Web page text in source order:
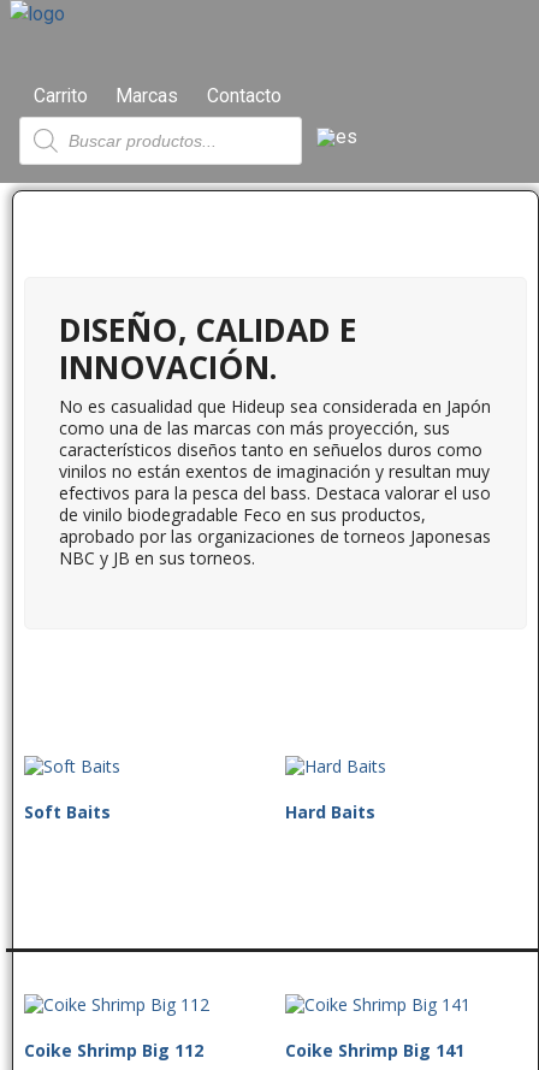
Carrito Marcas Contacto
DISEÑO, CALIDAD E
INNOVACIÓN.
No es casualidad que Hideup sea considerada en Japón
como una de las marcas con más proyección, sus
característicos diseños tanto en señuelos duros como
vinilos no están exentos de imaginación y resultan muy
efectivos para la pesca del bass. Destaca valorar el uso
de vinilo biodegradable Feco en sus productos,
aprobado por las organizaciones de torneos Japonesas
NBC y JB en sus torneos.
Soft Baits Hard Baits
Coike Shrimp Big 112 Coike Shrimp Big 141